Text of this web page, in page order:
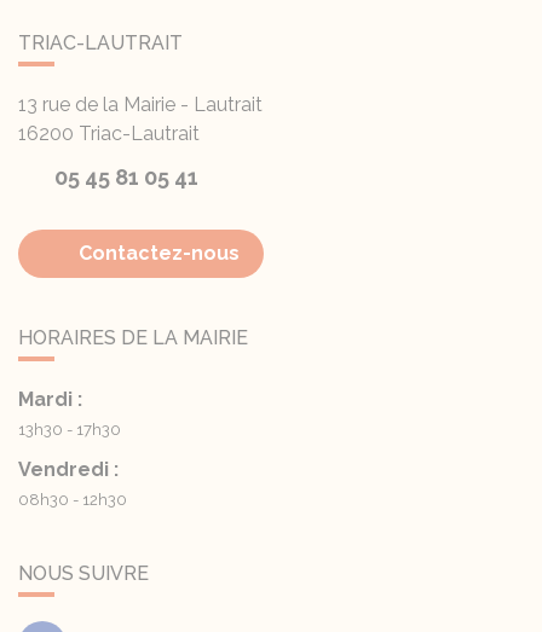
TRIAC-LAUTRAIT
13 rue de la Mairie - Lautrait
16200 Triac-Lautrait
05 45 81 05 41
Contactez-nous
HORAIRES DE LA MAIRIE
Mardi :
13h30 - 17h30
Vendredi :
08h30 - 12h30
NOUS SUIVRE